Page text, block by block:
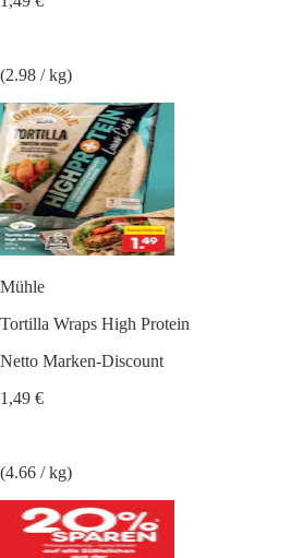
(2.98 / kg)
Mühle
Tortilla Wraps High Protein
Netto Marken-Discount
1,49 €
(4.66 / kg)